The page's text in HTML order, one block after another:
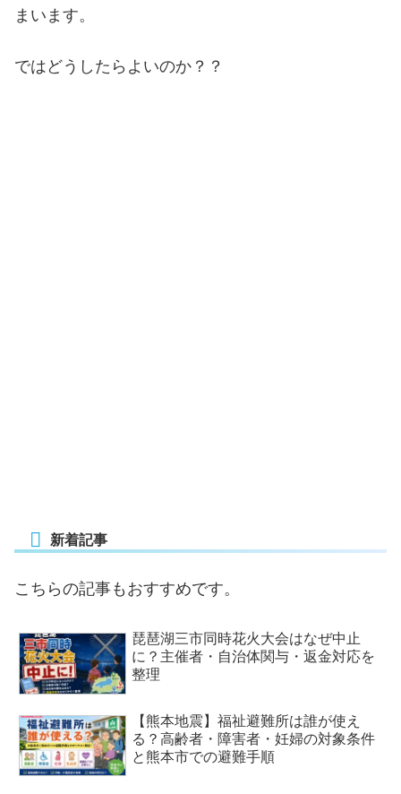
まいます。
ではどうしたらよいのか？？
新着記事
こちらの記事もおすすめです。
琵琶湖三市同時花火大会はなぜ中止
に？主催者・自治体関与・返金対応を
整理
【熊本地震】福祉避難所は誰が使え
る？高齢者・障害者・妊婦の対象条件
と熊本市での避難手順